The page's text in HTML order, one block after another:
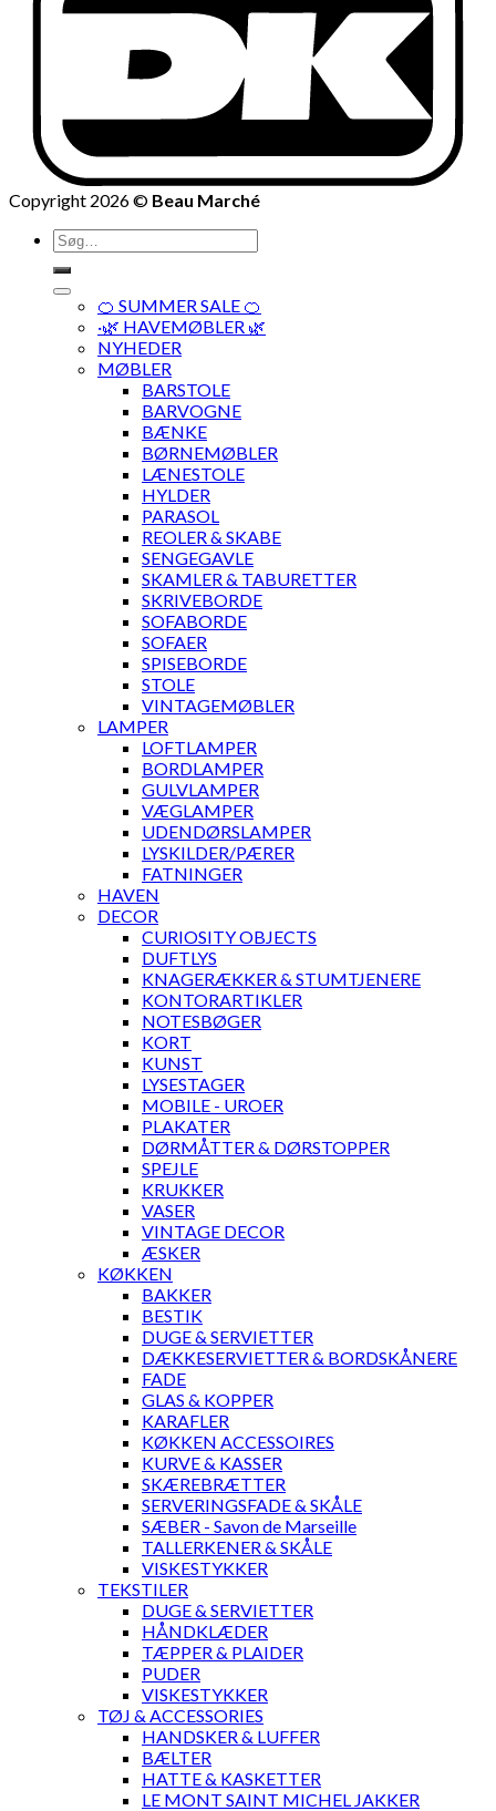
Copyright 2026 © Beau Marché
Søg
efter:
🍊 SUMMER SALE 🍊
·🌿 HAVEMØBLER 🌿
NYHEDER
MØBLER
BARSTOLE
BARVOGNE
BÆNKE
BØRNEMØBLER
LÆNESTOLE
HYLDER
PARASOL
REOLER & SKABE
SENGEGAVLE
SKAMLER & TABURETTER
SKRIVEBORDE
SOFABORDE
SOFAER
SPISEBORDE
STOLE
VINTAGEMØBLER
LAMPER
LOFTLAMPER
BORDLAMPER
GULVLAMPER
VÆGLAMPER
UDENDØRSLAMPER
LYSKILDER/PÆRER
FATNINGER
HAVEN
DECOR
CURIOSITY OBJECTS
DUFTLYS
KNAGERÆKKER & STUMTJENERE
KONTORARTIKLER
NOTESBØGER
KORT
KUNST
LYSESTAGER
MOBILE - UROER
PLAKATER
DØRMÅTTER & DØRSTOPPER
SPEJLE
KRUKKER
VASER
VINTAGE DECOR
ÆSKER
KØKKEN
BAKKER
BESTIK
DUGE & SERVIETTER
DÆKKESERVIETTER & BORDSKÅNERE
FADE
GLAS & KOPPER
KARAFLER
KØKKEN ACCESSOIRES
KURVE & KASSER
SKÆREBRÆTTER
SERVERINGSFADE & SKÅLE
SÆBER - Savon de Marseille
TALLERKENER & SKÅLE
VISKESTYKKER
TEKSTILER
DUGE & SERVIETTER
HÅNDKLÆDER
TÆPPER & PLAIDER
PUDER
VISKESTYKKER
TØJ & ACCESSORIES
HANDSKER & LUFFER
BÆLTER
HATTE & KASKETTER
LE MONT SAINT MICHEL JAKKER